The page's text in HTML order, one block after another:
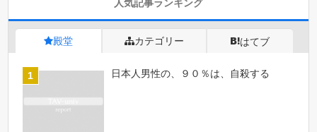
人気記事ランキング
殿堂 カテゴリー はてブ
日本人男性の、９０％は、自殺する